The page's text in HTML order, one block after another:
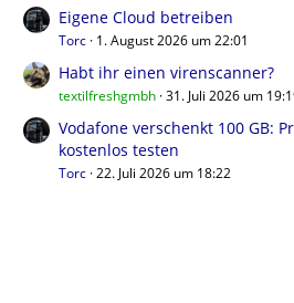
Eigene Cloud betreiben
Torc 1. August 2026 um 22:01
Habt ihr einen virenscanner?
textilfreshgmbh 31. Juli 2026 um
Vodafone verschenkt 100 GB:
kostenlos testen
Torc 22. Juli 2026 um 18:22